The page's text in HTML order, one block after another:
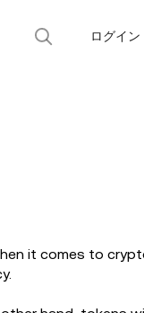
ログイン
it comes to